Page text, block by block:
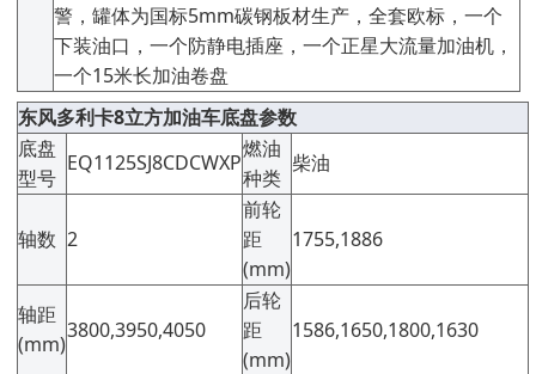
警，罐体为国标5mm碳钢板材生产，全套欧标，一个
下装油口，一个防静电插座，一个正星大流量加油机，
一个15米长加油卷盘
东风多利卡8立方加油车底盘参数
底盘
型号
EQ1125SJ8CDCWXP
燃油
种类
柴油
轴数 2
前轮
距
(mm)
1755,1886
轴距
(mm)
3800,3950,4050
后轮
距
(mm)
1586,1650,1800,1630